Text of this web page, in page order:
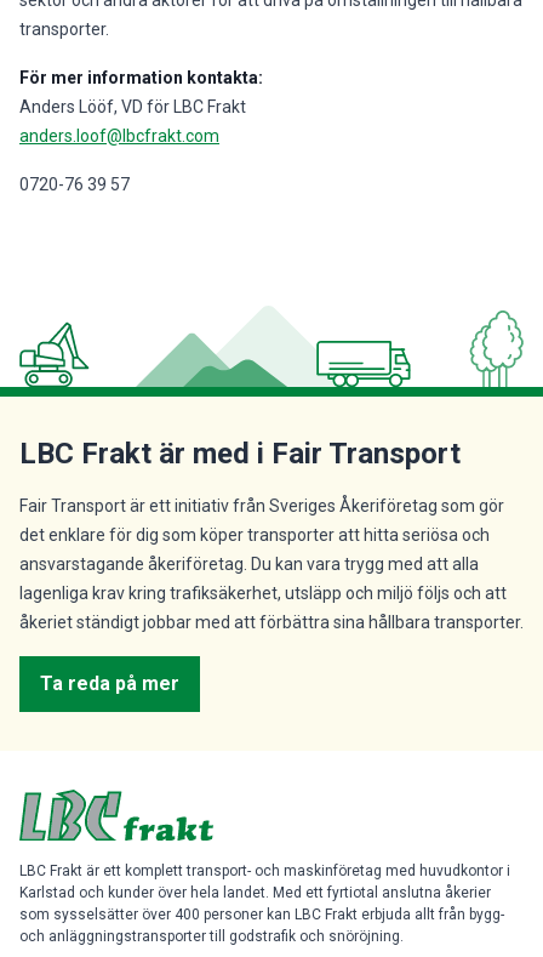
transporter.
För mer information kontakta:
Anders Lööf, VD för LBC Frakt
anders.loof@lbcfrakt.com
0720-76 39 57
LBC Frakt är med i Fair Transport
Fair Transport är ett initiativ från Sveriges Åkeriföretag som gör
det enklare för dig som köper transporter att hitta seriösa och
ansvarstagande åkeriföretag. Du kan vara trygg med att alla
lagenliga krav kring trafiksäkerhet, utsläpp och miljö följs och att
åkeriet ständigt jobbar med att förbättra sina hållbara transporter.
Ta reda på mer
LBC Frakt är ett komplett transport- och maskinföretag med huvudkontor i
Karlstad och kunder över hela landet. Med ett fyrtiotal anslutna åkerier
som sysselsätter över 400 personer kan LBC Frakt erbjuda allt från bygg-
och anläggningstransporter till godstrafik och snöröjning.